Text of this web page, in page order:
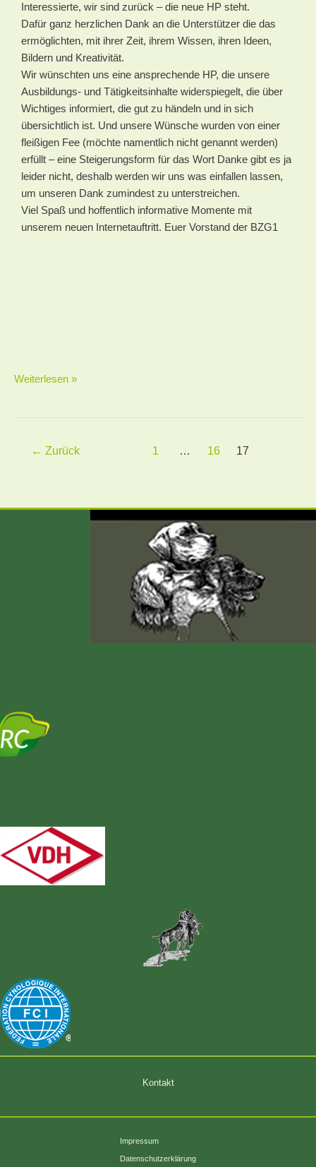
Interessierte, wir sind zurück – die neue HP steht.
Dafür ganz herzlichen Dank an die Unterstützer die das
ermöglichten, mit ihrer Zeit, ihrem Wissen, ihren Ideen,
Bildern und Kreativität.
Wir wünschten uns eine ansprechende HP, die unsere
Ausbildungs- und Tätigkeitsinhalte widerspiegelt, die über
Wichtiges informiert, die gut zu händeln und in sich
übersichtlich ist. Und unsere Wünsche wurden von einer
fleißigen Fee (möchte namentlich nicht genannt werden)
erfüllt – eine Steigerungsform für das Wort Danke gibt es ja
leider nicht, deshalb werden wir uns was einfallen lassen,
um unseren Dank zumindest zu unterstreichen.
Viel Spaß und hoffentlich informative Momente mit
unserem neuen Internetauftritt. Euer Vorstand der BZG1
Weiterlesen »
← Zurück 1 … 16 17
Kontakt
Impressum
Datenschutzerklärung